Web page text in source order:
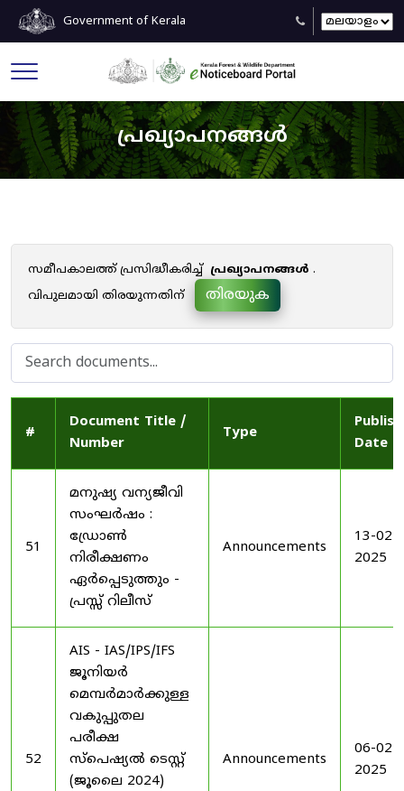
Government of Kerala
പ്രഖ്യാപനങ്ങൾ
സമീപകാലത്ത് പ്രസിദ്ധീകരിച്ച് പ്രഖ്യാപനങ്ങൾ .
വിപുലമായി തിരയുന്നതിന്
തിരയുക
#
Document Title /
Number
Type
Date
51
മനുഷ്യ വന്യജീവി
സംഘർഷം :
ഡ്രോൺ
നിരീക്ഷണം
ഏർപ്പെടുത്തും -
പ്രസ്സ് റിലീസ്
Announcements
13-02-
2025
52
AIS - IAS/IPS/IFS
ജൂനിയർ
മെമ്പർമാർക്കുള്ള
വകുപ്പുതല
പരീക്ഷ
സ്പെഷ്യൽ ടെസ്റ്റ്
(ജൂലൈ 2024)
Announcements
06-02-
2025